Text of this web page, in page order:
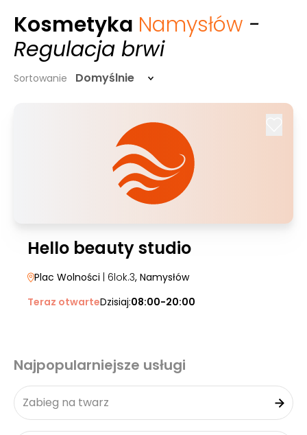
Kosmetyka Namysłów -
Regulacja brwi
Sortowanie Domyślnie
Hello beauty studio
Plac Wolności | 6lok.3, Namysłów
Teraz otwarteDzisiaj:08:00-20:00
Najpopularniejsze usługi
Zabieg na twarz